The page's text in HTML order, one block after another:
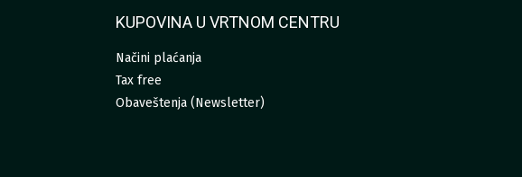
KUPOVINA U VRTNOM CENTRU
Načini plaćanja
Tax free
Obaveštenja (Newsletter)